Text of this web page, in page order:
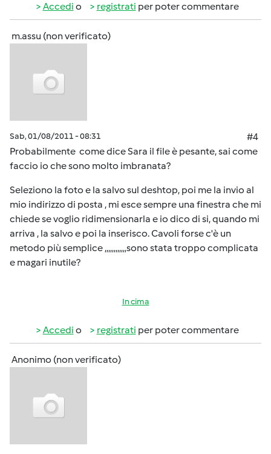
Accedi o registrati per poter commentare
m.assu (non verificato)
Sab, 01/08/2011 - 08:31
#4
Probabilmente come dice Sara il file è pesante, sai come
faccio io che sono molto imbranata?
Seleziono la foto e la salvo sul deshtop, poi me la invio al
mio indirizzo di posta , mi esce sempre una finestra che mi
chiede se voglio ridimensionarla e io dico di si, quando mi
arriva , la salvo e poi la inserisco. Cavoli forse c'è un
metodo più semplice ,,,,,,,,,,,,sono stata troppo complicata
e magari inutile?
In cima
Accedi o registrati per poter commentare
Anonimo (non verificato)